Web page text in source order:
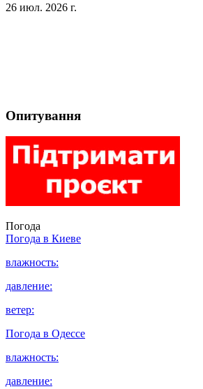
26 июл. 2026 г.
Опитування
Погода
Погода в Киеве
влажность:
давление:
ветер:
Погода в Одессе
влажность:
давление: